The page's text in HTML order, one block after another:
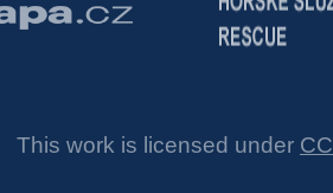
This work is licensed under